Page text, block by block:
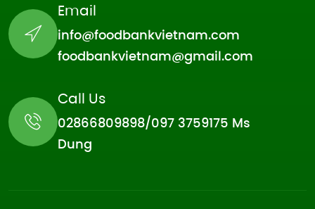
Email
info@foodbankvietnam.com
foodbankvietnam@gmail.com
Call Us
02866809898/097 3759175 Ms
Dung